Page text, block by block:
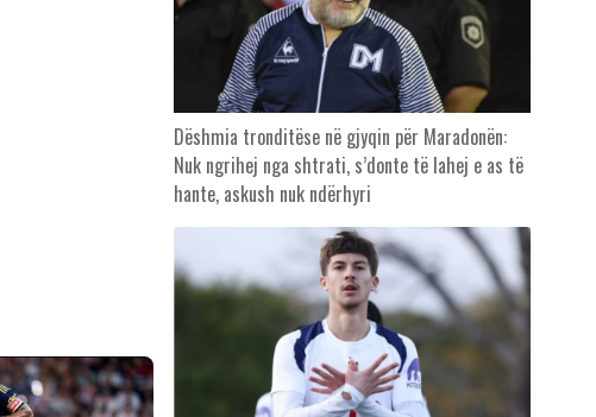
Dëshmia tronditëse në gjyqin për Maradonën:
Nuk ngrihej nga shtrati, s’donte të lahej e as të
hante, askush nuk ndërhyri